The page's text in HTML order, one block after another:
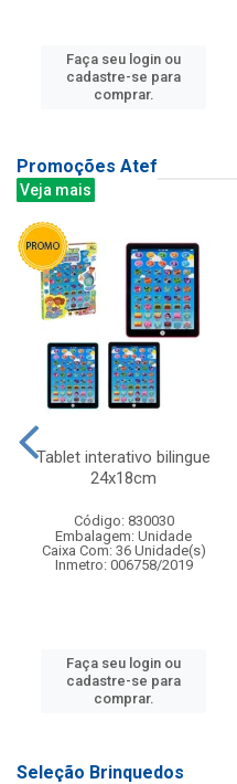
Faça seu login ou
cadastre-se para
comprar.
Promoções Atef
Veja mais
Tablet interativo bilingue
24x18cm
Código: 830030
Embalagem: Unidade
Caixa Com: 36 Unidade(s)
Inmetro: 006758/2019
Faça seu login ou
cadastre-se para
comprar.
Seleção Brinquedos